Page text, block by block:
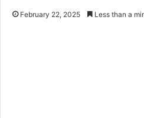
February 22, 2025 Less than a